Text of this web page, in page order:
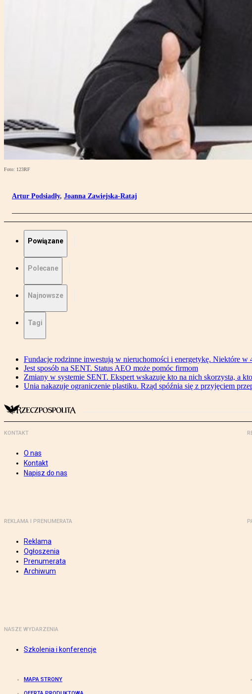
Foto: 123RF
Artur Podsiadły, Joanna Zawiejska-Rataj
Powiązane
Polecane
Najnowsze
Tagi
Fundacje rodzinne inwestują w nieruchomości i energetykę. Niektóre w
Jest sposób na SENT. Status AEO może pomóc firmom
Zmiany w systemie SENT. Ekspert wskazuje kto na nich skorzysta, a
Unia nakazuje ograniczenie plastiku. Rząd spóźnia się z przyjęciem
KONTAKT
O nas
Kontakt
Napisz do nas
REKLAMA I PRENUMERATA
Reklama
Ogłoszenia
Prenumerata
Archiwum
NASZE WYDARZENIA
Szkolenia i konferencje
MAPA STRONY